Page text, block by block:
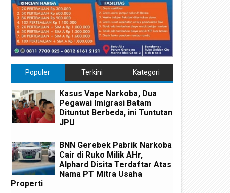
Populer Terkini Kategori
Kasus Vape Narkoba, Dua
Pegawai Imigrasi Batam
Dituntut Berbeda, ini Tuntutan
JPU
BNN Gerebek Pabrik Narkoba
Cair di Ruko Milik AHr,
Alphard Disita Terdaftar Atas
Nama PT Mitra Usaha
Properti